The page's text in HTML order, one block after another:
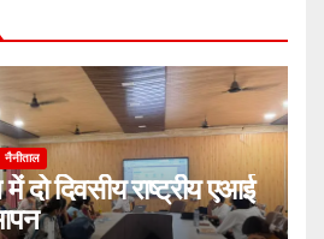
नैनीताल
दो दिवसीय राष्ट्रीय एआई